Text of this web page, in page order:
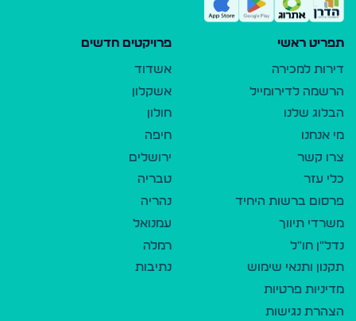
תפריט ראשי
דירות למכירה
הרשמה לדירומייל
הבלוג שלנו
מי אנחנו
צרו קשר
כלי עזר
פרסום ברשות היחיד
משרדי תיווך
נדל"ן חו"ל
תקנון ותנאי שימוש
מדיניות פרטיות
הצהרת נגישות
פרויקטים חדשים
אשדוד
אשקלון
חולון
חיפה
ירושלים
טבריה
נהריה
עמנואל
רמלה
נתיבות